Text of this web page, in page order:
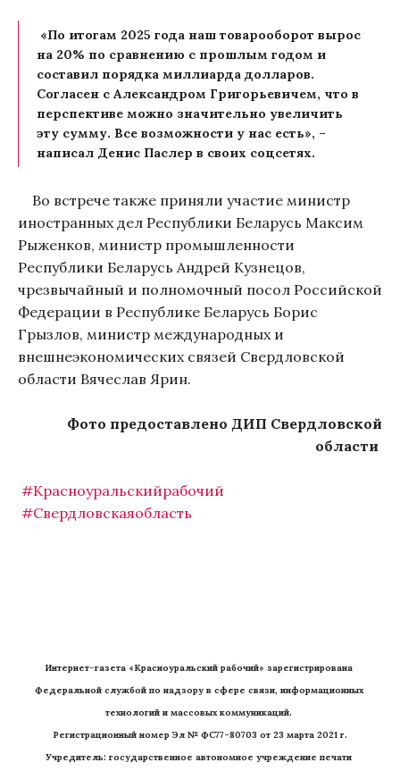
«По итогам 2025 года наш товарооборот вырос
на 20% по сравнению с прошлым годом и
составил порядка миллиарда долларов.
Согласен с Александром Григорьевичем, что в
перспективе можно значительно увеличить
эту сумму. Все возможности у нас есть», –
написал Денис Паслер в своих соцсетях.
Во встрече также приняли участие министр
иностранных дел Республики Беларусь Максим
Рыженков, министр промышленности
Республики Беларусь Андрей Кузнецов,
чрезвычайный и полномочный посол Российской
Федерации в Республике Беларусь Борис
Грызлов, министр международных и
внешнеэкономических связей Свердловской
области Вячеслав Ярин.
Фото предоставлено ДИП Свердловской
области
#Красноуральскийрабочий
#Свердловскаяобласть
Интернет-газета «Красноуральский рабочий» зарегистрирована
Федеральной службой по надзору в сфере связи, информационных
технологий и массовых коммуникаций.
Регистрационный номер Эл № ФС77-80703 от 23 марта 2021 г.
Учредитель: государственное автономное учреждение печати